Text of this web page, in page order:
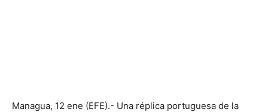
Managua, 12 ene (EFE).- Una réplica portuguesa de la